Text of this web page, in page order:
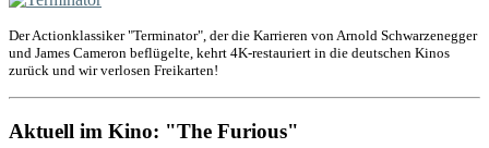
Der Actionklassiker "Terminator", der die Karrieren von Arnold Schwarzenegger
und James Cameron beflügelte, kehrt 4K-restauriert in die deutschen Kinos
zurück und wir verlosen Freikarten!
Aktuell im Kino: "The Furious"